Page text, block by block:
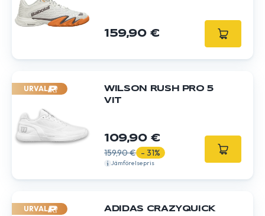
159,90 €
URVAL
WILSON RUSH PRO 5
VIT
109,90 €
159,90 € - 31%
Jämförelsepris
URVAL
ADIDAS CRAZYQUICK